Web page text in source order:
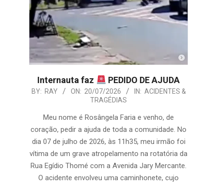
Internauta faz PEDIDO DE AJUDA
2026-
BY: RAY ON: 20/07/2026 IN: ACIDENTES &
TRAGÉDIAS
Meu nome é Rosângela Faria e venho, de
coração, pedir a ajuda de toda a comunidade. No
dia 07 de julho de 2026, às 11h35, meu irmão foi
vítima de um grave atropelamento na rotatória da
Rua Egídio Thomé com a Avenida Jary Mercante.
O acidente envolveu uma caminhonete, cujo